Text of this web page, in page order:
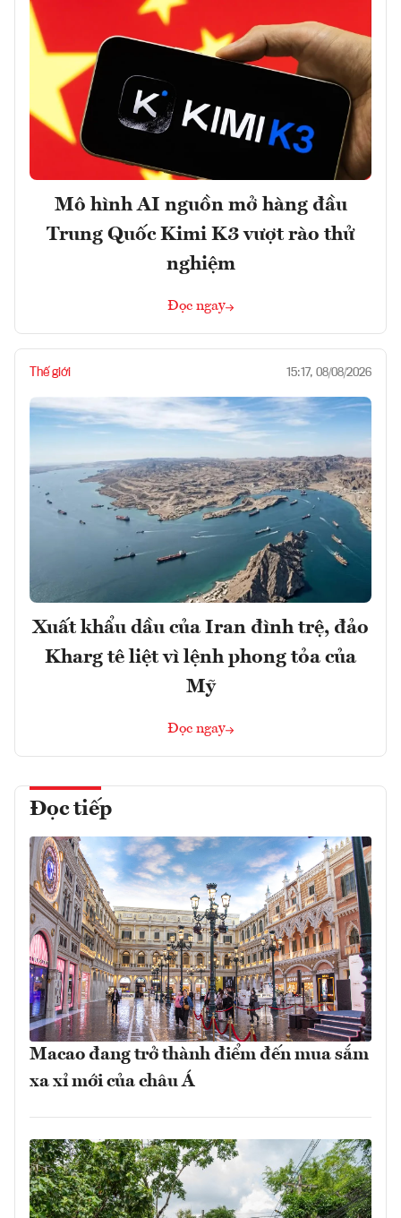
Mô hình AI nguồn mở hàng đầu
Trung Quốc Kimi K3 vượt rào thử
nghiệm
Đọc ngay
Thế giới 15:17, 08/08/2026
Xuất khẩu dầu của Iran đình trệ, đảo
Kharg tê liệt vì lệnh phong tỏa của
Mỹ
Đọc ngay
Đọc tiếp
Macao đang trở thành điểm đến mua sắm
xa xỉ mới của châu Á